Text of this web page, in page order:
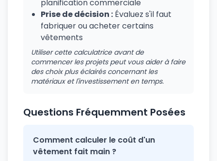
planification commerciale
Prise de décision : Évaluez s'il faut
fabriquer ou acheter certains
vêtements
Utiliser cette calculatrice avant de
commencer les projets peut vous aider à faire
des choix plus éclairés concernant les
matériaux et l'investissement en temps.
Questions Fréquemment Posées
Comment calculer le coût d'un
vêtement fait main ?